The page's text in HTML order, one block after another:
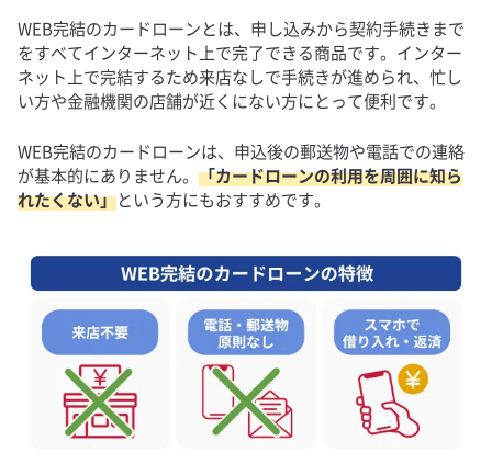
WEB完結のカードローンとは、申し込みから契約手続きまで
をすべてインターネット上で完了できる商品です。インター
ネット上で完結するため来店なしで手続きが進められ、忙し
い方や金融機関の店舗が近くにない方にとって便利です。
WEB完結のカードローンは、申込後の郵送物や電話での連絡
が基本的にありません。 「カードローンの利用を周囲に知ら
れたくない」という方にもおすすめです。